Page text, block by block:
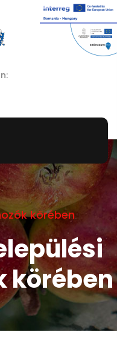
körében
körében